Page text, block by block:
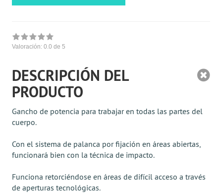
Valoración: 0.0 de 5
DESCRIPCIÓN DEL
PRODUCTO
Gancho de potencia para trabajar en todas las partes del
cuerpo.
Con el sistema de palanca por fijación en áreas abiertas,
funcionará bien con la técnica de impacto.
Funciona retorciéndose en áreas de difícil acceso a través
de aperturas tecnológicas.